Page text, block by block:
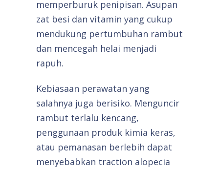
memperburuk penipisan. Asupan
zat besi dan vitamin yang cukup
mendukung pertumbuhan rambut
dan mencegah helai menjadi
rapuh.
Kebiasaan perawatan yang
salahnya juga berisiko. Menguncir
rambut terlalu kencang,
penggunaan produk kimia keras,
atau pemanasan berlebih dapat
menyebabkan traction alopecia